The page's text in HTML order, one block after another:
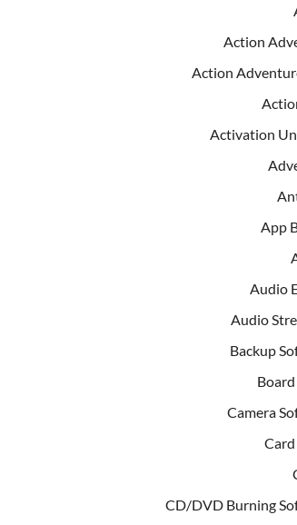
Action
Action
Activation
App
Audio
Audio
Backup
Camera
CD/DVD Burning